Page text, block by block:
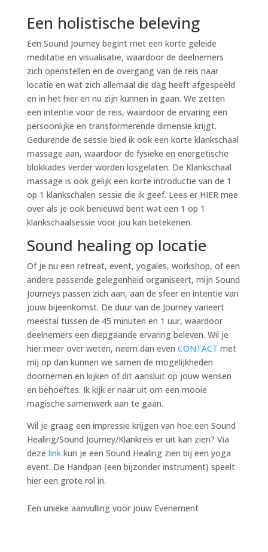
Een holistische beleving
Een Sound Journey begint met een korte geleide
meditatie en visualisatie, waardoor de deelnemers
zich openstellen en de overgang van de reis naar
locatie en wat zich allemaal die dag heeft afgespeeld
en in het hier en nu zijn kunnen in gaan. We zetten
een intentie voor de reis, waardoor de ervaring een
persoonlijke en transformerende dimensie krijgt.
Gedurende de sessie bied ik ook een korte klankschaal
massage aan, waardoor de fysieke en energetische
blokkades verder worden losgelaten. De Klankschaal
massage is ook gelijk een korte introductie van de 1
op 1 klankschalen sessie die ik geef. Lees er HIER mee
over als je ook benieuwd bent wat een 1 op 1
klankschaalsessie voor jou kan betekenen.
Sound healing op locatie
Of je nu een retreat, event, yogales, workshop, of een
andere passende gelegenheid organiseert, mijn Sound
Journeys passen zich aan, aan de sfeer en intentie van
jouw bijeenkomst. De duur van de Journey varieert
meestal tussen de 45 minuten en 1 uur, waardoor
deelnemers een diepgaande ervaring beleven. Wil je
hier meer over weten, neem dan even CONTACT met
mij op dan kunnen we samen de mogelijkheden
doornemen en kijken of dit aansluit op jouw wensen
en behoeftes. Ik kijk er naar uit om een mooie
magische samenwerk aan te gaan.
Wil je graag een impressie krijgen van hoe een Sound
Healing/Sound Journey/Klankreis er uit kan zien? Via
deze linkkun je een Sound Healing zien bij een yoga
event. De Handpan (een bijzonder instrument) speelt
hier een grote rol in.
Een unieke aanvulling voor jouw Evenement